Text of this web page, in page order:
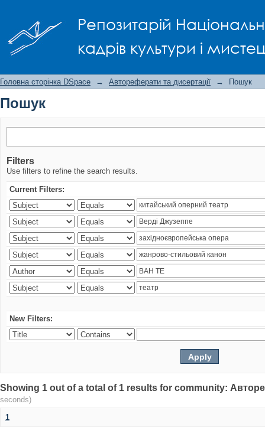
Репозитарій
кадрів культури і
Головна сторінка DSpace → Автореферати та дисертації → Пошук
Пошук
Filters
Use filters to refine the search results.
Current Filters:
New Filters:
Showing 1 out of a total of 1 results for community:
seconds)
1